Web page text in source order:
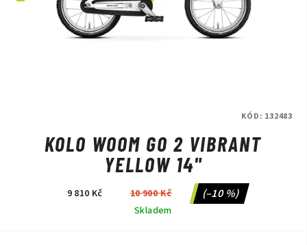
KOLO WOOM GO 2 VIBRANT
YELLOW 14"
9 810 Kč 10 900 Kč (–10 %)
Skladem
KÓD: 132483